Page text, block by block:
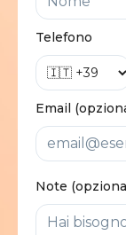
Telefono
Email
Note